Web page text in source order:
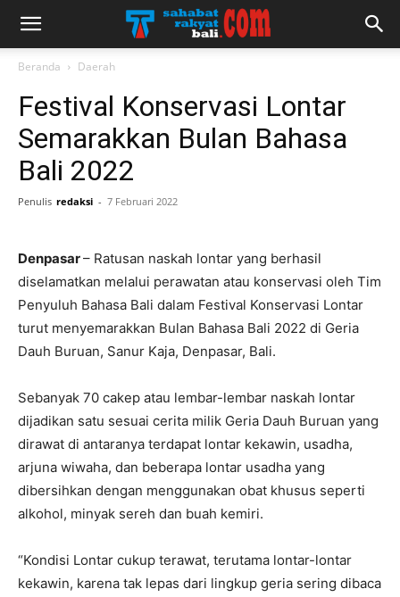
Beranda Daerah
Festival Konservasi Lontar
Semarakkan Bulan Bahasa
Bali 2022
Penulis redaksi - 7 Februari 2022
Denpasar– Ratusan naskah lontar yang berhasil
diselamatkan melalui perawatan atau konservasi oleh Tim
Penyuluh Bahasa Bali dalam Festival Konservasi Lontar
turut menyemarakkan Bulan Bahasa Bali 2022 di Geria
Dauh Buruan, Sanur Kaja, Denpasar, Bali.
Sebanyak 70 cakep atau lembar-lembar naskah lontar
dijadikan satu sesuai cerita milik Geria Dauh Buruan yang
dirawat di antaranya terdapat lontar kekawin, usadha,
arjuna wiwaha, dan beberapa lontar usadha yang
dibersihkan dengan menggunakan obat khusus seperti
alkohol, minyak sereh dan buah kemiri.
“Kondisi Lontar cukup terawat, terutama lontar-lontar
kekawin, karena tak lepas dari lingkup geria sering dibaca